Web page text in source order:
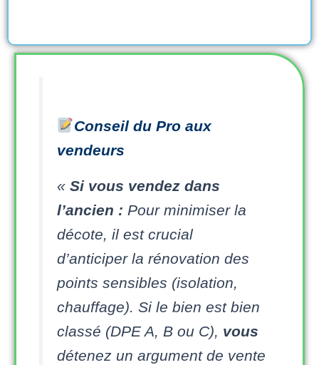
Conseil du Pro aux
vendeurs
« Si vous vendez dans
l’ancien : Pour minimiser la
décote, il est crucial
d’anticiper la rénovation des
points sensibles (isolation,
chauffage). Si le bien est bien
classé (DPE A, B ou C), vous
détenez un argument de vente